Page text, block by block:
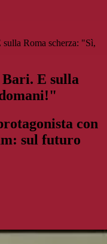
Roma scherza: "Sì,
E sulla
con
sul futuro